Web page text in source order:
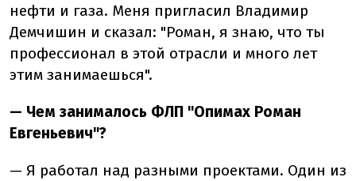
нефти и газа. Меня пригласил Владимир
Демчишин и сказал: "Роман, я знаю, что ты
профессионал в этой отрасли и много лет
этим занимаешься".
— Чем занималось ФЛП "Опимах Роман
Евгеньевич"?
— Я работал над разными проектами. Один из